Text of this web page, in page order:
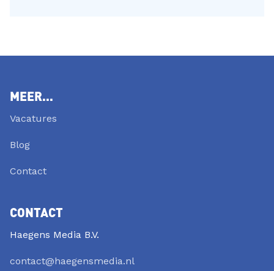
MEER...
Vacatures
Blog
Contact
CONTACT
Haegens Media B.V.
contact@haegensmedia.nl